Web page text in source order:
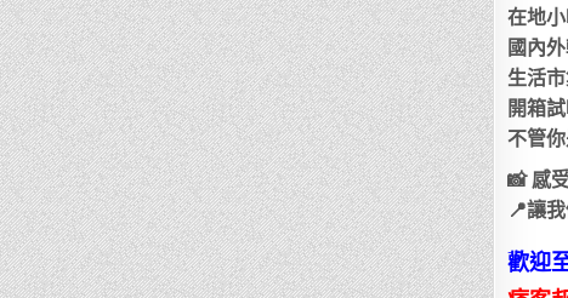
在地
國內
生活
開箱
不管
📸 感
📍讓
歡迎